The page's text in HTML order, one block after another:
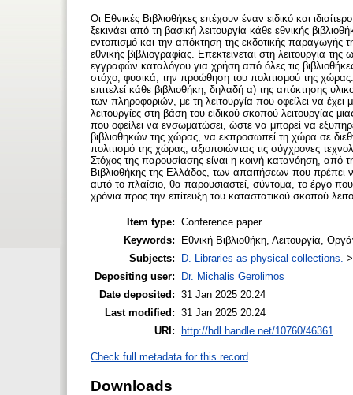
Οι Εθνικές Βιβλιοθήκες επέχουν έναν ειδικό και
ξεκινάει από τη βασική λειτουργία κάθε εθνικής
εντοπισμό και την απόκτηση της εκδοτικής παραγωγής
εθνικής βιβλιογραφίας. Επεκτείνεται στη λειτουργία
εγγραφών καταλόγου για χρήση από όλες τις
στόχο, φυσικά, την προώθηση του πολιτισμού της
επιτελεί κάθε βιβλιοθήκη, δηλαδή α) της απόκτησης
των πληροφοριών, με τη λειτουργία που οφείλει να
λειτουργίες στη βάση του ειδικού σκοπού λειτουργίας
που οφείλει να ενσωματώσει, ώστε να μπορεί να
βιβλιοθηκών της χώρας, να εκπροσωπεί τη χώρα σε
πολιτισμό της χώρας, αξιοποιώντας τις σύγχρονες
Στόχος της παρουσίασης είναι η κοινή κατανόηση, από
Βιβλιοθήκης της Ελλάδος, των απαιτήσεων που
αυτό το πλαίσιο, θα παρουσιαστεί, σύντομα, το έργο
χρόνια προς την επίτευξη του καταστατικού σκοπού
Item type: Conference paper
Keywords:
Εθνική Βιβλιοθήκη, Λειτουργία,
Subjects:
D. Libraries as physical collections.
Depositing user:
Dr. Michalis Gerolimos
Date deposited: 31 Jan 2025 20:24
Last modified: 31 Jan 2025 20:24
URI:
http://hdl.handle.net/10760/46361
Check full metadata for this record
Downloads